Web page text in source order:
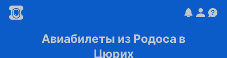
Авиабилеты из Родоса в
Цюрих